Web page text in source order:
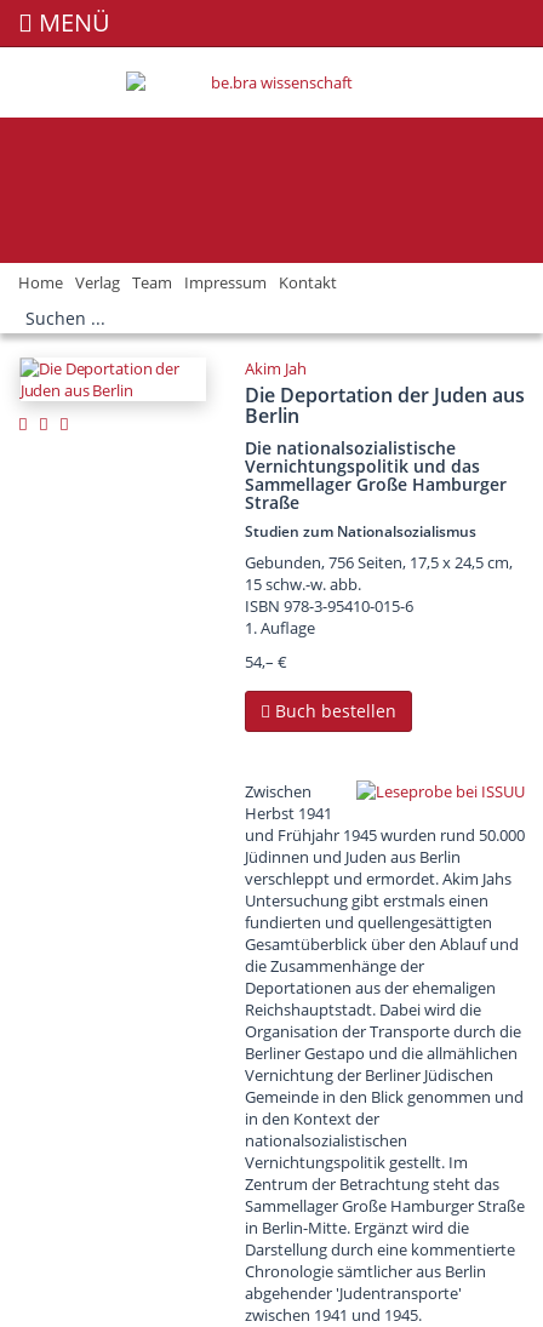
MENÜ
Home Verlag Team Impressum Kontakt
Akim Jah
Die Deportation der Juden aus
Berlin
Die nationalsozialistische
Vernichtungspolitik und das
Sammellager Große Hamburger
Straße
Studien zum Nationalsozialismus
Gebunden, 756 Seiten, 17,5 x 24,5 cm,
15 schw.-w. abb.
ISBN 978-3-95410-015-6
1. Auflage
54,– €
Buch bestellen
Zwischen
Herbst 1941
und Frühjahr 1945 wurden rund 50.000
Jüdinnen und Juden aus Berlin
verschleppt und ermordet. Akim Jahs
Untersuchung gibt erstmals einen
fundierten und quellengesättigten
Gesamtüberblick über den Ablauf und
die Zusammenhänge der
Deportationen aus der ehemaligen
Reichshauptstadt. Dabei wird die
Organisation der Transporte durch die
Berliner Gestapo und die allmählichen
Vernichtung der Berliner Jüdischen
Gemeinde in den Blick genommen und
in den Kontext der
nationalsozialistischen
Vernichtungspolitik gestellt. Im
Zentrum der Betrachtung steht das
Sammellager Große Hamburger Straße
in Berlin-Mitte. Ergänzt wird die
Darstellung durch eine kommentierte
Chronologie sämtlicher aus Berlin
abgehender 'Judentransporte'
zwischen 1941 und 1945.